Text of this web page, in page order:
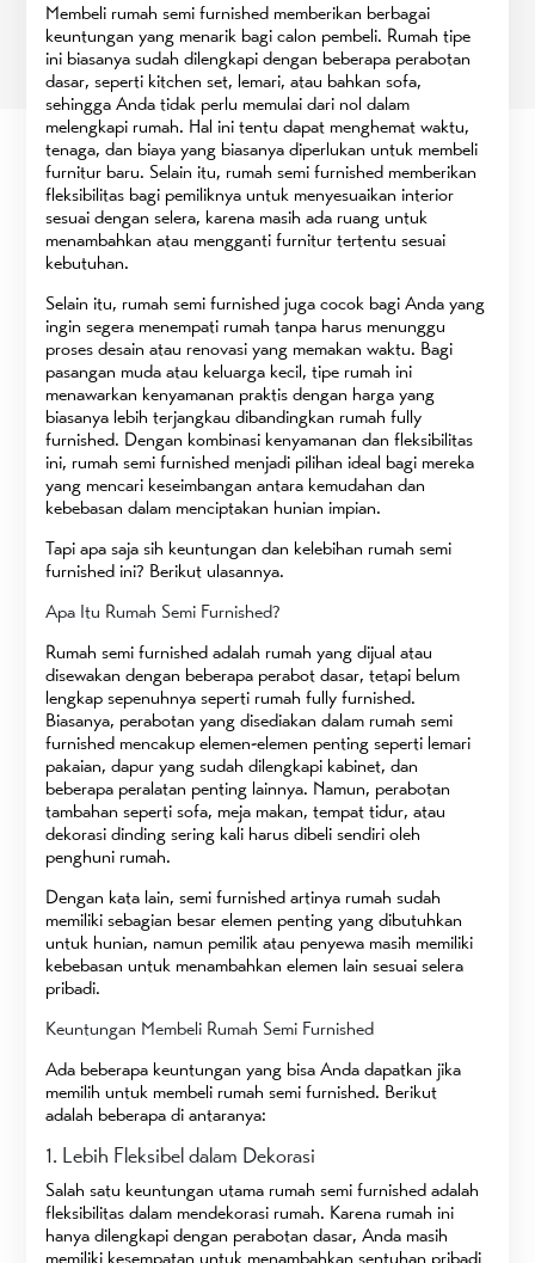
Membeli rumah semi furnished memberikan berbagai
keuntungan yang menarik bagi calon pembeli. Rumah tipe
ini biasanya sudah dilengkapi dengan beberapa perabotan
dasar, seperti kitchen set, lemari, atau bahkan sofa,
sehingga Anda tidak perlu memulai dari nol dalam
melengkapi rumah. Hal ini tentu dapat menghemat waktu,
tenaga, dan biaya yang biasanya diperlukan untuk membeli
furnitur baru. Selain itu, rumah semi furnished memberikan
fleksibilitas bagi pemiliknya untuk menyesuaikan interior
sesuai dengan selera, karena masih ada ruang untuk
menambahkan atau mengganti furnitur tertentu sesuai
kebutuhan.
Selain itu, rumah semi furnished juga cocok bagi Anda yang
ingin segera menempati rumah tanpa harus menunggu
proses desain atau renovasi yang memakan waktu. Bagi
pasangan muda atau keluarga kecil, tipe rumah ini
menawarkan kenyamanan praktis dengan harga yang
biasanya lebih terjangkau dibandingkan rumah fully
furnished. Dengan kombinasi kenyamanan dan fleksibilitas
ini, rumah semi furnished menjadi pilihan ideal bagi mereka
yang mencari keseimbangan antara kemudahan dan
kebebasan dalam menciptakan hunian impian.
Tapi apa saja sih keuntungan dan kelebihan rumah semi
furnished ini? Berikut ulasannya.
Apa Itu Rumah Semi Furnished?
Rumah semi furnished adalah rumah yang dijual atau
disewakan dengan beberapa perabot dasar, tetapi belum
lengkap sepenuhnya seperti rumah fully furnished.
Biasanya, perabotan yang disediakan dalam rumah semi
furnished mencakup elemen-elemen penting seperti lemari
pakaian, dapur yang sudah dilengkapi kabinet, dan
beberapa peralatan penting lainnya. Namun, perabotan
tambahan seperti sofa, meja makan, tempat tidur, atau
dekorasi dinding sering kali harus dibeli sendiri oleh
penghuni rumah.
Dengan kata lain, semi furnished artinya rumah sudah
memiliki sebagian besar elemen penting yang dibutuhkan
untuk hunian, namun pemilik atau penyewa masih memiliki
kebebasan untuk menambahkan elemen lain sesuai selera
pribadi.
Keuntungan Membeli Rumah Semi Furnished
Ada beberapa keuntungan yang bisa Anda dapatkan jika
memilih untuk membeli rumah semi furnished. Berikut
adalah beberapa di antaranya:
1. Lebih Fleksibel dalam Dekorasi
Salah satu keuntungan utama rumah semi furnished adalah
fleksibilitas dalam mendekorasi rumah. Karena rumah ini
hanya dilengkapi dengan perabotan dasar, Anda masih
memiliki kesempatan untuk menambahkan sentuhan pribadi